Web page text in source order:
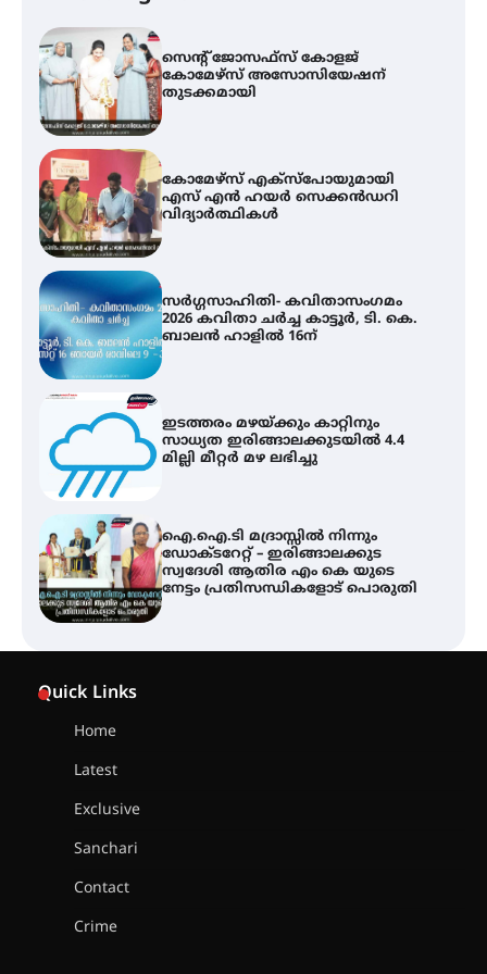
സെന്റ് ജോസഫ്സ് കോളജ്
കോമേഴ്‌സ് അസോസിയേഷന്
തുടക്കമായി
കോമേഴ്സ് എക്സ്പോയുമായി
എസ് എൻ ഹയർ സെക്കൻഡറി
വിദ്യാർത്ഥികൾ
സർഗ്ഗസാഹിതി- കവിതാസംഗമം
2026 കവിതാ ചർച്ച കാട്ടൂർ, ടി. കെ.
ബാലൻ ഹാളിൽ 16ന്
ഇടത്തരം മഴയ്ക്കും കാറ്റിനും
സാധ്യത ഇരിങ്ങാലക്കുടയിൽ 4.4
മില്ലി മീറ്റർ മഴ ലഭിച്ചു
ഐ.ഐ.ടി മദ്രാസ്സിൽ നിന്നും
ഡോക്ടറേറ്റ് – ഇരിങ്ങാലക്കുട
സ്വദേശി ആതിര എം കെ യുടെ
നേട്ടം പ്രതിസന്ധികളോട് പൊരുതി
Quick Links
Home
Latest
Exclusive
Sanchari
Contact
Crime